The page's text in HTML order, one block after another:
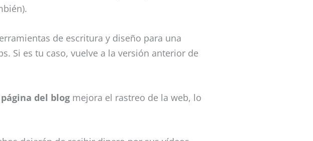
de escritura y diseño para una
Si es tu caso, vuelve a la versión anterior de
página del blog mejora el rastreo de la web, lo